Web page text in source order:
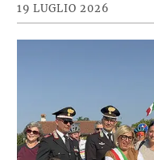
19 LUGLIO 2026